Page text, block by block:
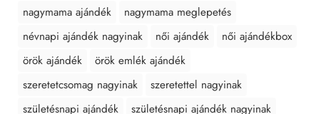
nagymama ajándék
nagymama meglepetés
névnapi ajándék nagyinak
női ajándék
női ajándékbox
örök ajándék
örök emlék ajándék
szeretetcsomag nagyinak
szeretettel nagyinak
születésnapi ajándék
születésnapi ajándék nagyinak